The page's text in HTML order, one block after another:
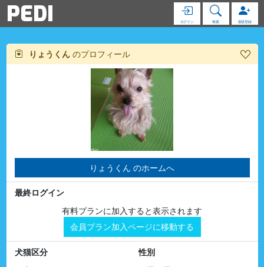
PEDI ログイン 検索 新規登録
りょうくん のプロフィール
りょうくん のホームへ
最終ログイン
有料プランに加入すると表示されます
会員プラン加入ページに移動する
犬猫区分
性別